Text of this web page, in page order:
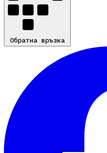
Обратна връзка
Обратна връзка